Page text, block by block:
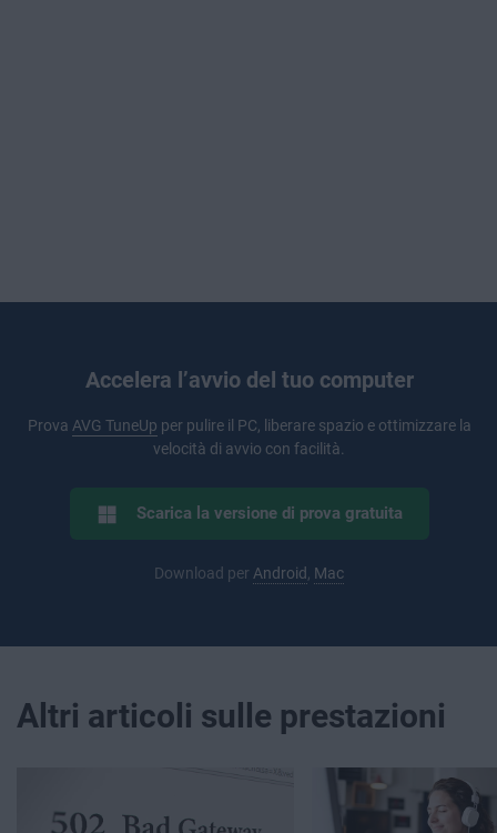
Accelera l’avvio del tuo computer
Prova AVG TuneUp per pulire il PC, liberare spazio e ottimizzare la
velocità di avvio con facilità.
Scarica la versione di prova gratuita
Download per Android Mac
Altri articoli sulle prestazioni